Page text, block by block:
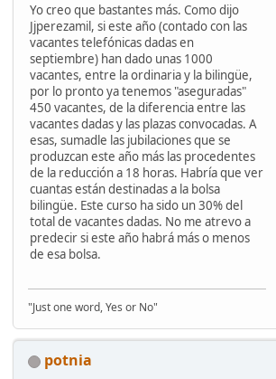
Yo creo que bastantes más. Como dijo
Jjperezamil, si este año (contado con las
vacantes telefónicas dadas en
septiembre) han dado unas 1000
vacantes, entre la ordinaria y la bilingüe,
por lo pronto ya tenemos "aseguradas"
450 vacantes, de la diferencia entre las
vacantes dadas y las plazas convocadas. A
esas, sumadle las jubilaciones que se
produzcan este año más las procedentes
de la reducción a 18 horas. Habría que ver
cuantas están destinadas a la bolsa
bilingüe. Este curso ha sido un 30% del
total de vacantes dadas. No me atrevo a
predecir si este año habrá más o menos
de esa bolsa.
"Just one word, Yes or No"
potnia